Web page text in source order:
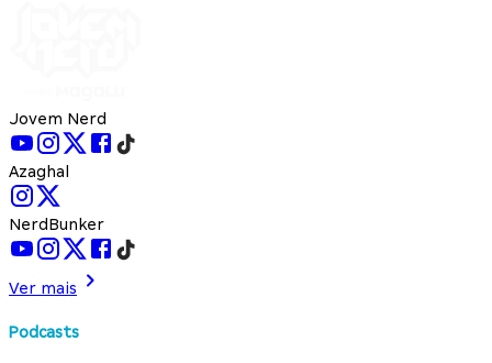
Jovem Nerd
Azaghal
NerdBunker
Ver mais
Podcasts